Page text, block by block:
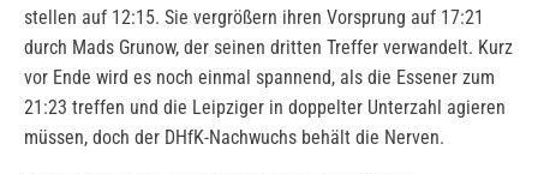
stellen auf 12:15. Sie vergrößern ihren Vorsprung auf 17:21
durch Mads Grunow, der seinen dritten Treffer verwandelt. Kurz
vor Ende wird es noch einmal spannend, als die Essener zum
21:23 treffen und die Leipziger in doppelter Unterzahl agieren
müssen, doch der DHfK-Nachwuchs behält die Nerven.